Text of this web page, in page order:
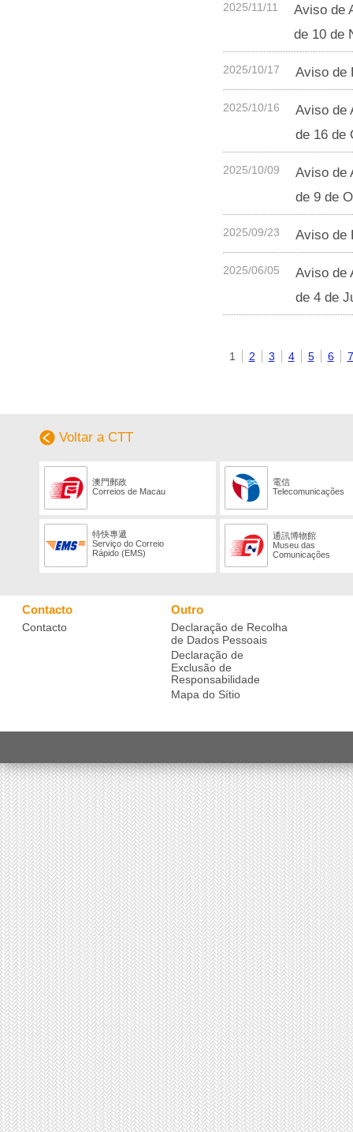
2025/11/11
Aviso de
de 10 de
2025/10/17 Aviso de
2025/10/16
Aviso de
de 16 de
2025/10/09
Aviso de
de 9 de
2025/09/23 Aviso de
2025/06/05
Aviso de
de 4 de
1 2 3 4 5 6 7
Voltar a CTT
澳門郵政
Correios de Macau
電信
Telecomunicações
特快專遞
Serviço do Correio
Rápido (EMS)
通訊博物館
Museu das
Comunicações
Contacto
Contacto
Outro
Declaração de Recolha
de Dados Pessoais
Declaração de
Exclusão de
Responsabilidade
Mapa do Sítio